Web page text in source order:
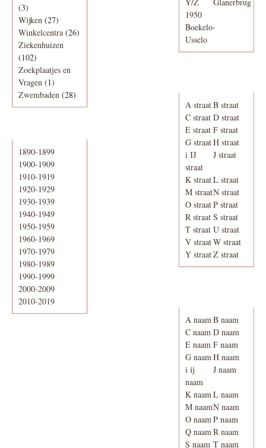
(3)
Wijken (27)
Winkelcentra (26)
Ziekenhuizen
(102)
Zoekplaatjes en
Vragen (1)
Zwembaden (28)
1890-1899
1900-1909
1910-1919
1920-1929
1930-1939
1940-1949
1950-1959
1960-1969
1970-1979
1980-1989
1990-1999
2000-2009
2010-2019
1950
Boekelo-
Usselo
A straatB straat
C straat D straat
E straat F straat
G straatH straat
i IJ
straat
J straat
K straatL straat
M straatN straat
O straatP straat
R straat S straat
T straat U straat
V straatW straat
Y straatZ straat
A naamB naam
C naam D naam
E naam F naam
G naamH naam
i ij
naam
J naam
K naamL naam
M naamN naam
O naamP naam
Q naamR naam
S naam T naam